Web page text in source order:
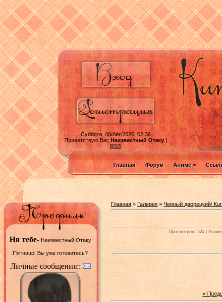
Суббота, 08/Авг/2026, 02:36
Приветствую ВасНеизвестный Отаку|
RSS
Главная Форум Аниме >
Ня тебе- Неизвестный Отаку
Пятницо! Вы уже готовитесь?
Личные сообщения::
Главная » Галерея » Черный дворецкий/
Просмотров: 524 |
«